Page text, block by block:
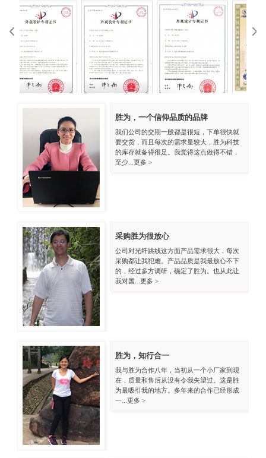
KVM外观专利 VGA外观专利
ISO9001中文
胜为，一个信仰品质的品牌
我们公司的交期一般都是很短，下单很快就
要交货，而且每次的需求量较大，胜为科技
的库存就备得很足。我觉得这点做得不错，
至少... 更多 >
采购胜为很放心
公司对光纤跳线这方面产品需求很大，每次
采购都让我犯难。产品品质是我最放心不下
的，经过多方调研，确定了胜为。也从此让
我对国...更多 >
胜为，知行合一
我与胜为合作八年，当初从一个小厂家到现
在，质量和售后从没有令我失望过。这是胜
为最吸引我的地方。多年来的合作已经形成
一... 更多 >